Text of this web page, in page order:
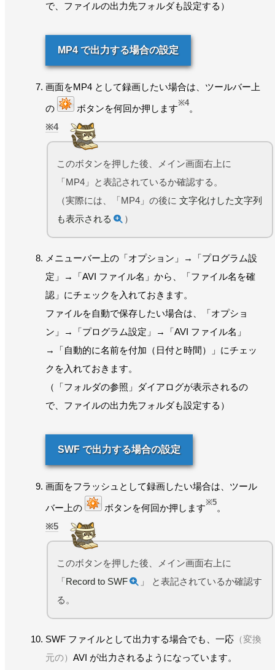
で、ファイルの出力先フォルダも設定する）
MP4 で出力する場合の設定
画面をMP4 として録画したい場合は、ツールバー上
の ボタンを何回か押します
※4
。
4
このボタンを押した後、メイン画面右上に
「MP4」と表記されているか確認する。
（実際には、「MP4」の後に 文字化けした文字列
も表示される
）
メニューバー上の「オプション」→「プログラム設
定」→「AVI ファイル名」から、「ファイル名を確
認」にチェックを入れておきます。
ファイルを自動で保存したい場合は、「オプショ
ン」→「プログラム設定」→「AVI ファイル名」
→「自動的に名前を付加（日付と時間）」にチェッ
クを入れておきます。
（「フォルダの参照」ダイアログが表示されるの
で、ファイルの出力先フォルダも設定する）
SWF で出力する場合の設定
画面をフラッシュとして録画したい場合は、ツール
バー上の ボタンを何回か押します
※5
。
5
このボタンを押した後、メイン画面右上に
「Record to SWF
」 と表記されているか確認す
る。
SWF ファイルとして出力する場合でも、一応 （変換
元の） AVI が出力されるようになっています。